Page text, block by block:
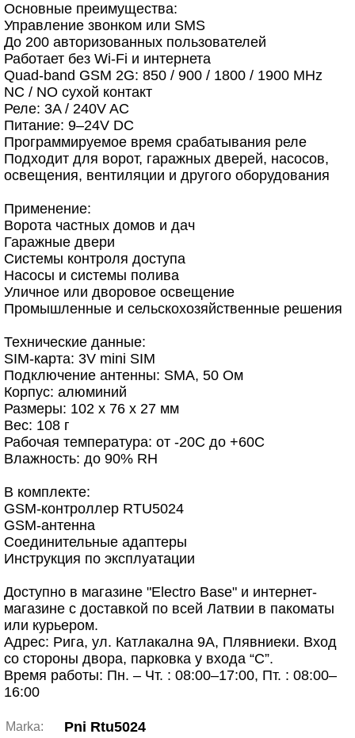
Основные преимущества:
Управление звонком или SMS
До 200 авторизованных пользователей
Работает без Wi-Fi и интернета
Quad-band GSM 2G: 850 / 900 / 1800 / 1900 MHz
NC / NO сухой контакт
Реле: 3A / 240V AC
Питание: 9–24V DC
Программируемое время срабатывания реле
Подходит для ворот, гаражных дверей, насосов,
освещения, вентиляции и другого оборудования
Применение:
Ворота частных домов и дач
Гаражные двери
Системы контроля доступа
Насосы и системы полива
Уличное или дворовое освещение
Промышленные и сельскохозяйственные решения
Технические данные:
SIM-карта: 3V mini SIM
Подключение антенны: SMA, 50 Ом
Корпус: алюминий
Размеры: 102 x 76 x 27 мм
Вес: 108 г
Рабочая температура: от -20C до +60C
Влажность: до 90% RH
В комплекте:
GSM-контроллер RTU5024
GSM-антенна
Соединительные адаптеры
Инструкция по эксплуатации
Доступно в магазине "Electro Base" и интернет-
магазине с доставкой по всей Латвии в пакоматы
или курьером.
Адрес: Рига, ул. Катлакална 9A, Плявниеки. Вход
со стороны двора, парковка у входа “C”.
Время работы: Пн. – Чт. : 08:00–17:00, Пт. : 08:00–
16:00
Marka: Pni Rtu5024